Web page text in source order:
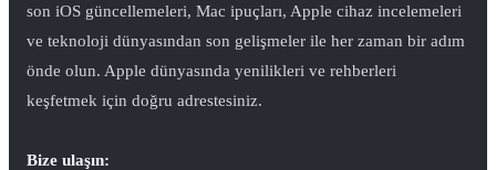
son iOS güncellemeleri, Mac ipuçları, Apple cihaz incelemeleri
ve teknoloji dünyasından son gelişmeler ile her zaman bir adım
önde olun. Apple dünyasında yenilikleri ve rehberleri
keşfetmek için doğru adrestesiniz.
Bize ulaşın: